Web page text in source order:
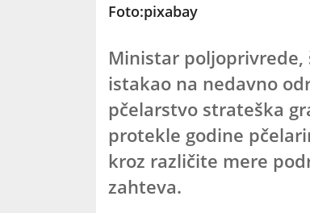
Foto:pixabay
Ministar poljoprivrede,
istakao na nedavno
pčelarstvo strateška
protekle godine
kroz različite mere
zahteva.